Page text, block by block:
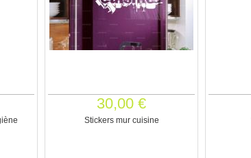
30,00 €
Stickers mur cuisine